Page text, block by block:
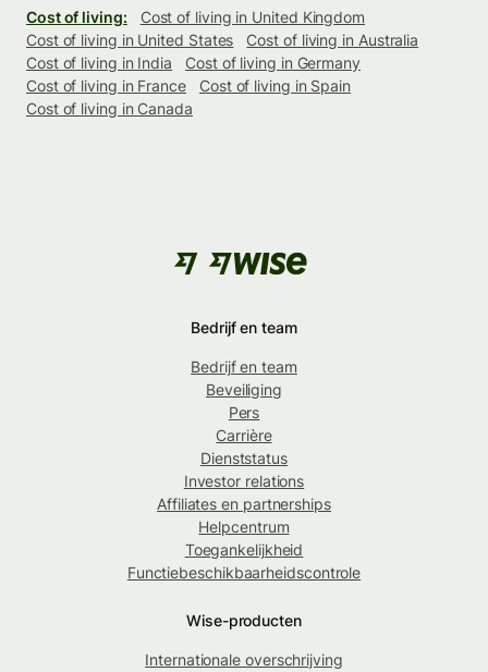
Cost of living:
Cost of living in United Kingdom
Cost of living in United States
Cost of living in Australia
Cost of living in India
Cost of living in Germany
Cost of living in France
Cost of living in Spain
Cost of living in Canada
Bedrijf en team
Bedrijf en team
Beveiliging
Pers
Carrière
Dienststatus
Investor relations
Affiliates en partnerships
Helpcentrum
Toegankelijkheid
Functiebeschikbaarheidscontrole
Wise-producten
Internationale overschrijving